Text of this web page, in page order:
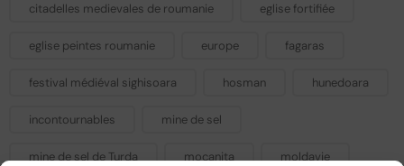
citadelles medievales de roumanie eglise fortifiée
eglise peintes roumanie europe fagaras
festival médiéval sighisoara hosman hunedoara
incontournables mine de sel
mine de sel de Turda mocanita moldavie